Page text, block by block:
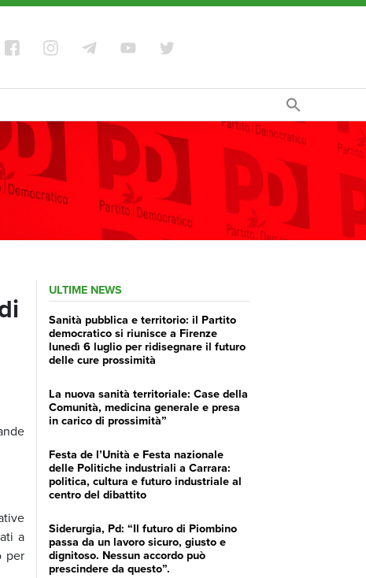
a
per
ULTIME NEWS
Sanità pubblica e territorio: il Partito
democratico si riunisce a Firenze
lunedì 6 luglio per ridisegnare il futuro
delle cure prossimità
La nuova sanità territoriale: Case della
Comunità, medicina generale e presa
in carico di prossimità”
Festa de l’Unità e Festa nazionale
delle Politiche industriali a Carrara:
politica, cultura e futuro industriale al
centro del dibattito
Siderurgia, Pd: “Il futuro di Piombino
passa da un lavoro sicuro, giusto e
dignitoso. Nessun accordo può
prescindere da questo”.